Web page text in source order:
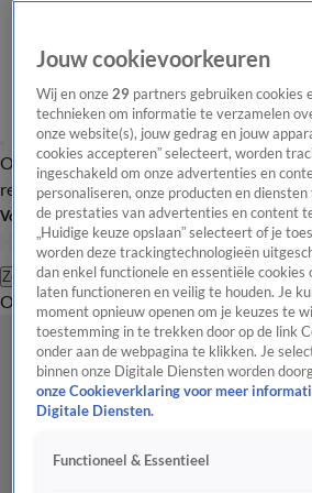
Overzicht Laatste nieuws Regionieuws Het
redactie
Volg Hart van Nederland
Zoeken
OverzichtRegioUitzendingenWeerTip
Jouw cookievoorkeuren
Wij en onze29 partners gebruiken cookies
technieken om informatie te verzamelen
onze website(s), jouw gedrag en jouw
cookies accepteren” selecteert, worden
ingeschakeld om onze advertenties en
personaliseren, onze producten en
de prestaties van advertenties en content
„Huidige keuze opslaan” selecteert of je
worden deze trackingtechnologieën
dan enkel functionele en essentiële cookies
laten functioneren en veilig te houden. Je
moment opnieuw openen om je keuzes te
toestemming in te trekken door op de link
onder aan de webpagina te klikken. Je
binnen onze Digitale Diensten worden
onze Cookieverklaring voor meer
Digitale Diensten.
Functioneel & Essentieel